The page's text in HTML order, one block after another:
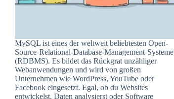
MySQL ist eines der weltweit beliebtesten Open-
Source-Relational-Database-Management-Systeme
(RDBMS). Es bildet das Rückgrat unzähliger
Webanwendungen und wird von großen
Unternehmen wie WordPress, YouTube oder
Facebook eingesetzt. Egal, ob du Websites
entwickelst, Daten analysierst oder Software